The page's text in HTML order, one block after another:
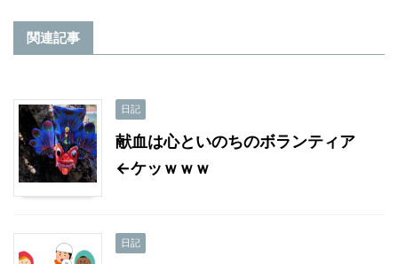
関連記事
日記
献血は心といのちのボランティア
←ケッｗｗｗ
日記